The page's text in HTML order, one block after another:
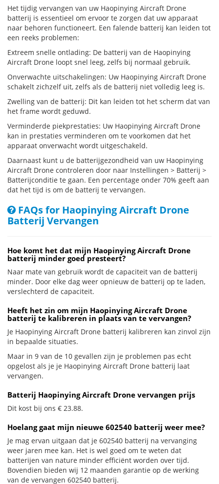
Het tijdig vervangen van uw Haopinying Aircraft Drone
batterij is essentieel om ervoor te zorgen dat uw apparaat
naar behoren functioneert. Een falende batterij kan leiden tot
een reeks problemen:
Extreem snelle ontlading: De batterij van de Haopinying
Aircraft Drone loopt snel leeg, zelfs bij normaal gebruik.
Onverwachte uitschakelingen: Uw Haopinying Aircraft Drone
schakelt zichzelf uit, zelfs als de batterij niet volledig leeg is.
Zwelling van de batterij: Dit kan leiden tot het scherm dat van
het frame wordt geduwd.
Verminderde piekprestaties: Uw Haopinying Aircraft Drone
kan in prestaties verminderen om te voorkomen dat het
apparaat onverwacht wordt uitgeschakeld.
Daarnaast kunt u de batterijgezondheid van uw Haopinying
Aircraft Drone controleren door naar Instellingen > Batterij >
Batterijconditie te gaan. Een percentage onder 70% geeft aan
dat het tijd is om de batterij te vervangen.
FAQs for Haopinying Aircraft Drone
Batterij Vervangen
Hoe komt het dat mijn Haopinying Aircraft Drone
batterij minder goed presteert?
Naar mate van gebruik wordt de capaciteit van de batterij
minder. Door elke dag weer opnieuw de batterij op te laden,
verslechterd de capaciteit.
Heeft het zin om mijn Haopinying Aircraft Drone
batterij te kalibreren in plaats van te vervangen?
Je Haopinying Aircraft Drone batterij kalibreren kan zinvol zijn
in bepaalde situaties.
Maar in 9 van de 10 gevallen zijn je problemen pas echt
opgelost als je je Haopinying Aircraft Drone batterij laat
vervangen.
Batterij Haopinying Aircraft Drone vervangen prijs
Dit kost bij ons € 23.88.
Hoelang gaat mijn nieuwe 602540 batterij weer mee?
Je mag ervan uitgaan dat je 602540 batterij na vervanging
weer jaren mee kan. Het is wel goed om te weten dat
batterijen van nature minder efficiënt worden over tijd.
Bovendien bieden wij 12 maanden garantie op de werking
van de vervangen 602540 batterij.